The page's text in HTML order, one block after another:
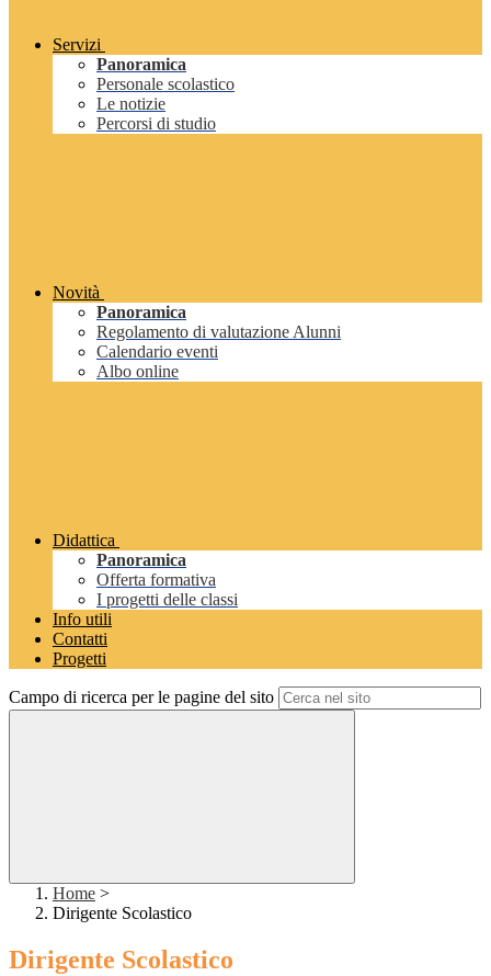
Servizi
Panoramica
Personale scolastico
Le notizie
Percorsi di studio
Novità
Panoramica
Regolamento di valutazione Alunni
Calendario eventi
Albo online
Didattica
Panoramica
Offerta formativa
I progetti delle classi
Info utili
Contatti
Progetti
Campo di ricerca per le pagine del sito
Home >
Dirigente Scolastico
Dirigente Scolastico